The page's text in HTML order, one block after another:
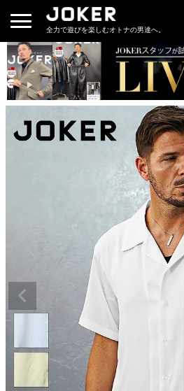
全力で遊びを楽しむオトナの男達へ。